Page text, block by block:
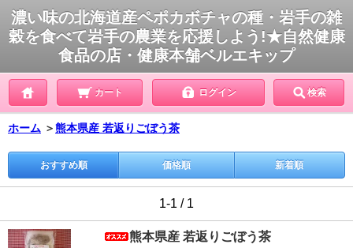
濃い味の北海道産ペポカボチャの種・岩手の雑
穀を食べて岩手の農業を応援しよう!★自然健康
食品の店・健康本舗ベルエキップ
カート ログイン 検索
ホーム ＞熊本県産 若返りごぼう茶
おすすめ順 価格順 新着順
1-1 / 1
熊本県産 若返りごぼう茶